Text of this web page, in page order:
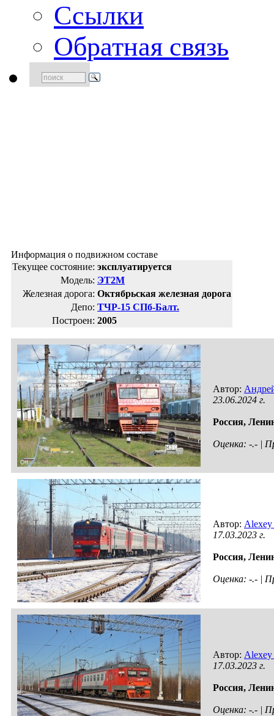
Ссылки
Обратная связь
Информация о подвижном составе
Текущее состояние: эксплуатируется
Модель: ЭТ2М
Железная дорога: Октябрьская железная дорога
Депо: ТЧР-15 СПб-Балт.
Построен: 2005
Автор:
23.06.2024 г.
Россия,
Оценка: -.- |
Автор: Alexey
17.03.2023 г.
Россия,
Оценка: -.- |
Автор: Alexey
17.03.2023 г.
Россия,
Оценка: -.- |